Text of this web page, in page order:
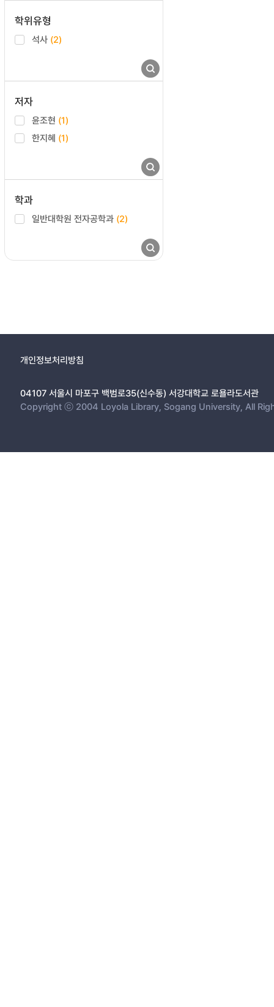
학위유형
석사 (2)
저자
윤조현 (1)
한지혜 (1)
학과
일반대학원 전자공학과 (2)
개인정보처리방침
04107 서울시 마포구 백범로35(신수동) 서강대학교 로욜라도서관
Copyright ⓒ 2004 Loyola Library, Sogang University, All